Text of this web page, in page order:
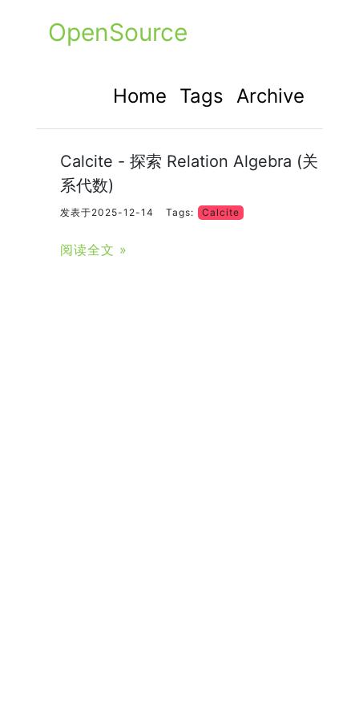
OpenSource
Home Tags Archive
Calcite - 探索 Relation Algebra (关
系代数)
发表于2025-12-14 Tags: Calcite
阅读全文 »